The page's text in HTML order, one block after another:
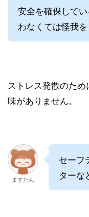
安全を確保して
わなくては怪我
ストレス発散のた
味がありません。
ますたん
セーフ
ターな